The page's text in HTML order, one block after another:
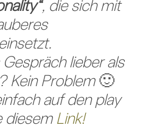
, die sich mit
einsetzt.
lieber als
Kein Problem🙂
auf den play
diesem Link!